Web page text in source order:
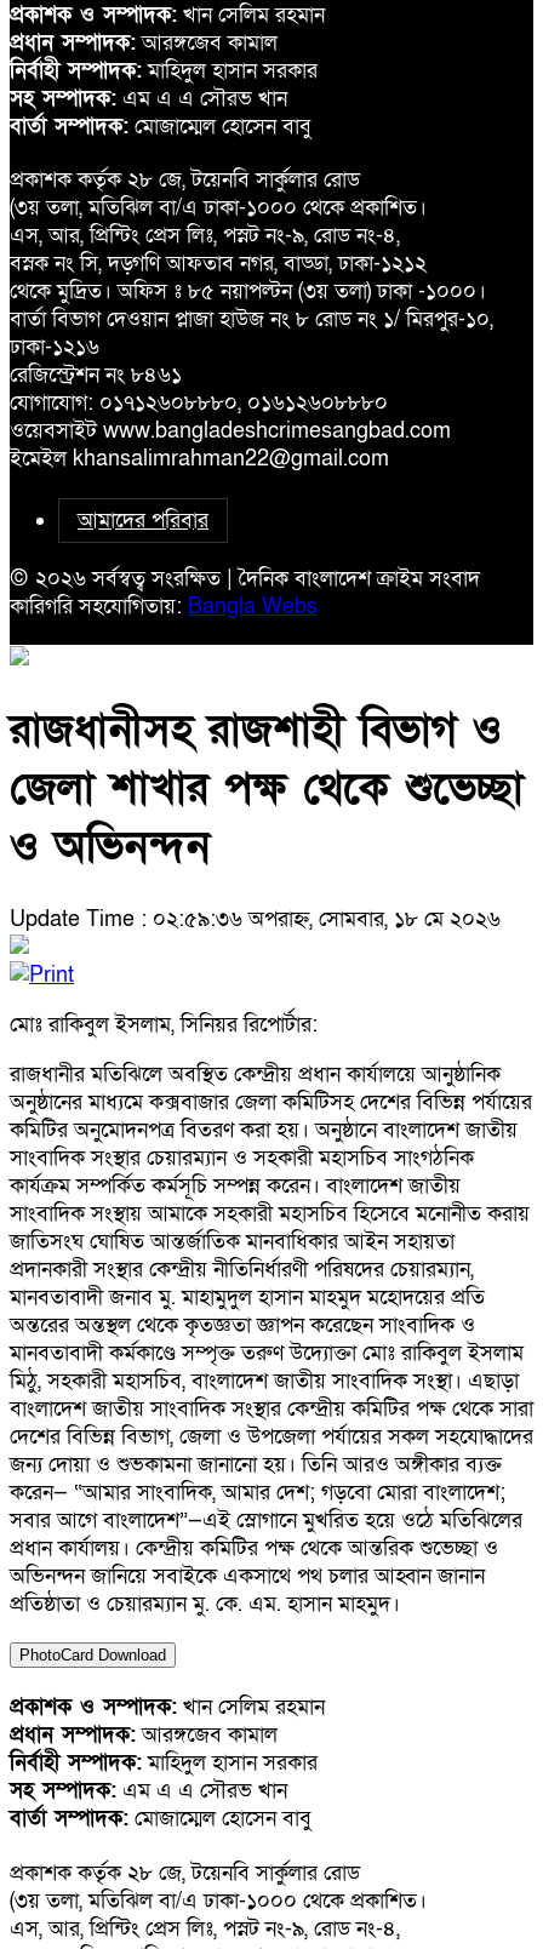
প্রকাশক ও সম্পাদক: খান সেলিম রহমান
প্রধান সম্পাদক:আরঙ্গজেব কামাল
নির্বাহী সম্পাদক:মাহিদুল হাসান সরকার
সহ সম্পাদক: এম এ এ সৌরভ খান
বার্তা সম্পাদক: মোজাম্মেল হোসেন বাবু
প্রকাশক কর্তৃক ২৮ জে, টয়েনবি সার্কুলার রোড
(৩য় তলা, মতিঝিল বা/এ ঢাকা-১০০০ থেকে প্রকাশিত।
এস, আর, প্রিন্টিং প্রেস লিঃ, পস্নট নং-৯, রোড নং-৪,
বস্নক নং সি, দড়্গণি আফতাব নগর, বাড্ডা, ঢাকা-১২১২
থেকে মুদ্রিত। অফিস ঃ ৮৫ নয়াপল্টন (৩য় তলা) ঢাকা -১০০০।
বার্তা বিভাগ দেওয়ান প্লাজা হাউজ নং ৮ রোড নং ১/ মিরপুর-১০,
ঢাকা-১২১৬
রেজিস্ট্রেশন নং ৮৪৬১
যোগাযোগ: ০১৭১২৬০৮৮৮০, ০১৬১২৬০৮৮৮০
ওয়েবসাইট www.bangladeshcrimesangbad.com
ইমেইল khansalimrahman22@gmail.com
আমাদের পরিবার
© ২০২৬ সর্বস্বত্ব সংরক্ষিত | দৈনিক বাংলাদেশ ক্রাইম সংবাদ
কারিগরি সহযোগিতায়: Bangla Webs
রাজধানীসহ রাজশাহী বিভাগ ও
জেলা শাখার পক্ষ থেকে শুভেচ্ছা
ও অভিনন্দন
Update Time : ০২:৫৯:৩৬ অপরাহ্ন, সোমবার, ১৮ মে ২০২৬
মোঃ রাকিবুল ইসলাম, সিনিয়র রিপোর্টার:
রাজধানীর মতিঝিলে অবস্থিত কেন্দ্রীয় প্রধান কার্যালয়ে আনুষ্ঠানিক
অনুষ্ঠানের মাধ্যমে কক্সবাজার জেলা কমিটিসহ দেশের বিভিন্ন পর্যায়ের
কমিটির অনুমোদনপত্র বিতরণ করা হয়। অনুষ্ঠানে বাংলাদেশ জাতীয়
সাংবাদিক সংস্থার চেয়ারম্যান ও সহকারী মহাসচিব সাংগঠনিক
কার্যক্রম সম্পর্কিত কর্মসূচি সম্পন্ন করেন। বাংলাদেশ জাতীয়
সাংবাদিক সংস্থায় আমাকে সহকারী মহাসচিব হিসেবে মনোনীত করায়
জাতিসংঘ ঘোষিত আন্তর্জাতিক মানবাধিকার আইন সহায়তা
প্রদানকারী সংস্থার কেন্দ্রীয় নীতিনির্ধারণী পরিষদের চেয়ারম্যান,
মানবতাবাদী জনাব মু. মাহামুদুল হাসান মাহমুদ মহোদয়ের প্রতি
অন্তরের অন্তস্থল থেকে কৃতজ্ঞতা জ্ঞাপন করেছেন সাংবাদিক ও
মানবতাবাদী কর্মকাণ্ডে সম্পৃক্ত তরুণ উদ্যোক্তা মোঃ রাকিবুল ইসলাম
মিঠু, সহকারী মহাসচিব, বাংলাদেশ জাতীয় সাংবাদিক সংস্থা। এছাড়া
বাংলাদেশ জাতীয় সাংবাদিক সংস্থার কেন্দ্রীয় কমিটির পক্ষ থেকে সারা
দেশের বিভিন্ন বিভাগ, জেলা ও উপজেলা পর্যায়ের সকল সহযোদ্ধাদের
জন্য দোয়া ও শুভকামনা জানানো হয়। তিনি আরও অঙ্গীকার ব্যক্ত
করেন— “আমার সাংবাদিক, আমার দেশ; গড়বো মোরা বাংলাদেশ;
সবার আগে বাংলাদেশ”—এই স্লোগানে মুখরিত হয়ে ওঠে মতিঝিলের
প্রধান কার্যালয়। কেন্দ্রীয় কমিটির পক্ষ থেকে আন্তরিক শুভেচ্ছা ও
অভিনন্দন জানিয়ে সবাইকে একসাথে পথ চলার আহ্বান জানান
প্রতিষ্ঠাতা ও চেয়ারম্যান মু. কে. এম. হাসান মাহমুদ।
PhotoCard Download
প্রকাশক ও সম্পাদক: খান সেলিম রহমান
প্রধান সম্পাদক:আরঙ্গজেব কামাল
নির্বাহী সম্পাদক:মাহিদুল হাসান সরকার
সহ সম্পাদক: এম এ এ সৌরভ খান
বার্তা সম্পাদক: মোজাম্মেল হোসেন বাবু
প্রকাশক কর্তৃক ২৮ জে, টয়েনবি সার্কুলার রোড
(৩য় তলা, মতিঝিল বা/এ ঢাকা-১০০০ থেকে প্রকাশিত।
এস, আর, প্রিন্টিং প্রেস লিঃ, পস্নট নং-৯, রোড নং-৪,